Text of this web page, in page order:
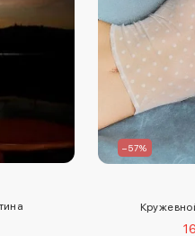
–57%